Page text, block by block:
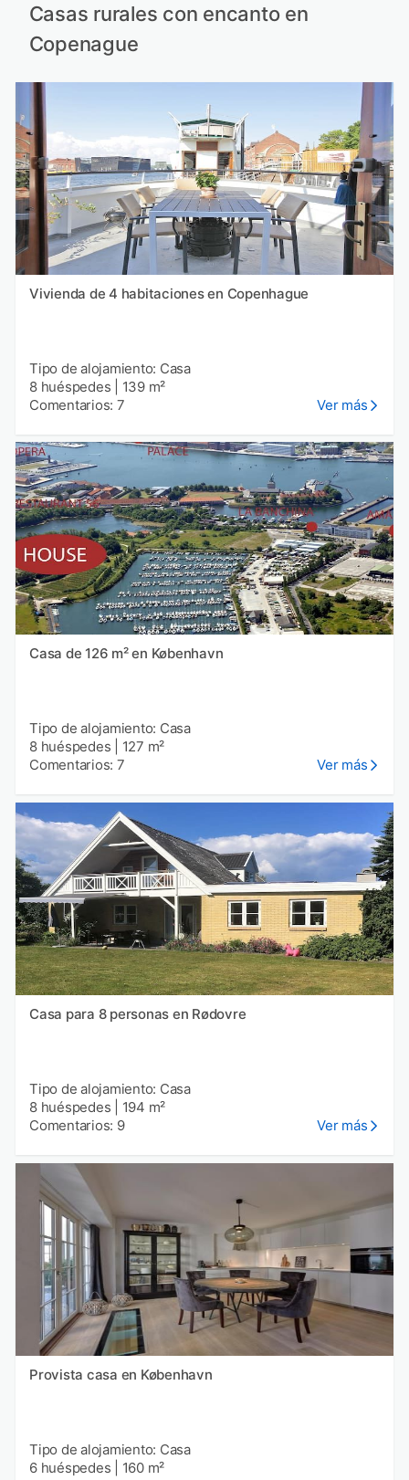
Casas rurales con encanto en
Copenague
Vivienda de 4 habitaciones en Copenhague
Tipo de alojamiento: Casa
8 huéspedes
139 m²
Comentarios: 7
Ver más
Casa de 126 m² en København
Tipo de alojamiento: Casa
8 huéspedes
127 m²
Comentarios: 7
Ver más
Casa para 8 personas en Rødovre
Tipo de alojamiento: Casa
8 huéspedes
194 m²
Comentarios: 9
Ver más
Provista casa en København
Tipo de alojamiento: Casa
6 huéspedes
160 m²